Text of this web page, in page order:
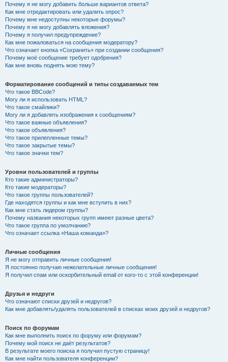
Почему я не могу добавить больше вариантов ответа?
Как мне отредактировать или удалить опрос?
Почему мне недоступны некоторые форумы?
Почему я не могу добавлять вложения?
Почему я получил предупреждение?
Как мне пожаловаться на сообщения модератору?
Что означает кнопка «Сохранить» при создании сообщения?
Почему моё сообщение требует одобрения?
Как мне вновь поднять мою тему?
Форматирование сообщений и типы создаваемых тем
Что такое BBCode?
Могу ли я использовать HTML?
Что такое смайлики?
Могу ли я добавлять изображения к сообщениям?
Что такое важные объявления?
Что такое объявления?
Что такое прилепленные темы?
Что такое закрытые темы?
Что такое значки тем?
Уровни пользователей и группы
Кто такие администраторы?
Кто такие модераторы?
Что такое группы пользователей?
Где находятся группы и как мне вступить в них?
Как мне стать лидером группы?
Почему названия некоторых групп имеют разные цвета?
Что такое группа по умолчанию?
Что означает ссылка «Наша команда»?
Личные сообщения
Я не могу отправить личные сообщения!
Я постоянно получаю нежелательные личные сообщения!
Я получил спам или оскорбительный email от кого-то с этой конференции!
Друзья и недруги
Что означают списки друзей и недругов?
Как мне добавлять/удалять пользователей в списках моих друзей и недругов?
Поиск по форумам
Как мне выполнить поиск по форуму или форумам?
Почему мой поиск не даёт результатов?
В результате моего поиска я получил пустую страницу!
Как мне найти пользователя конференции?